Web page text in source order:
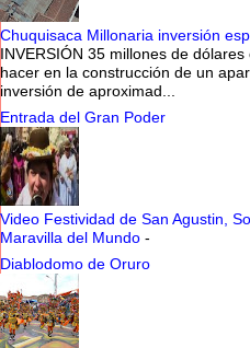
Chuquisaca Millonaria inversión
INVERSIÓN 35 millones de
hacer en la construcción de un
inversión de aproximad...
Entrada del Gran Poder
Video Festividad de San Agustin,
Maravilla del Mundo -
Diablodomo de Oruro